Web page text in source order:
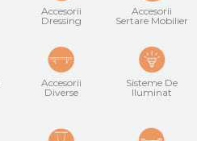
Accesorii
Dressing
Accesorii
Sertare Mobilier
Accesorii
Diverse
Sisteme De
Iluminat